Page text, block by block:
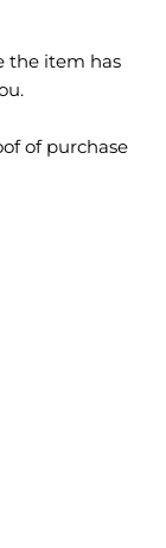
the item has
of purchase